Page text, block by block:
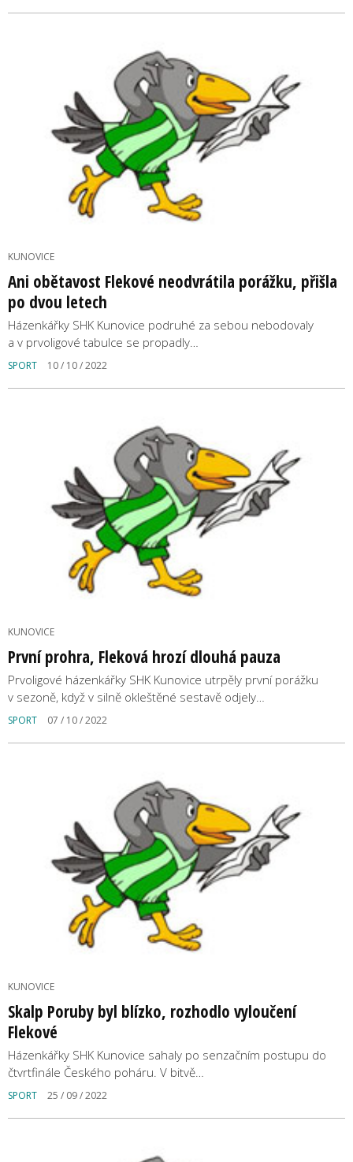
KUNOVICE
Ani obětavost Flekové neodvrátila porážku, přišla
po dvou letech
Házenkářky SHK Kunovice podruhé za sebou nebodovaly
a v prvoligové tabulce se propadly…
SPORT 10 / 10 / 2022
KUNOVICE
První prohra, Fleková hrozí dlouhá pauza
Prvoligové házenkářky SHK Kunovice utrpěly první porážku
v sezoně, když v silně okleštěné sestavě odjely…
SPORT 07 / 10 / 2022
KUNOVICE
Skalp Poruby byl blízko, rozhodlo vyloučení
Flekové
Házenkářky SHK Kunovice sahaly po senzačním postupu do
čtvrtfinále Českého poháru. V bitvě…
SPORT 25 / 09 / 2022